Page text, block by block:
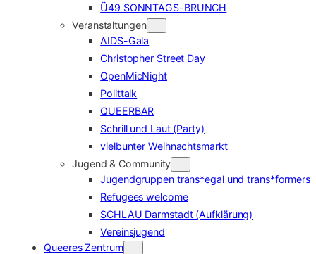
Ü49 SONNTAGS-BRUNCH
Veranstaltungen
AIDS-Gala
Christopher Street Day
OpenMicNight
Polittalk
QUEERBAR
Schrill und Laut (Party)
vielbunter Weihnachtsmarkt
Jugend & Community
Jugendgruppen trans*egal und trans*formers
Refugees welcome
SCHLAU Darmstadt (Aufklärung)
Vereinsjugend
Queeres Zentrum